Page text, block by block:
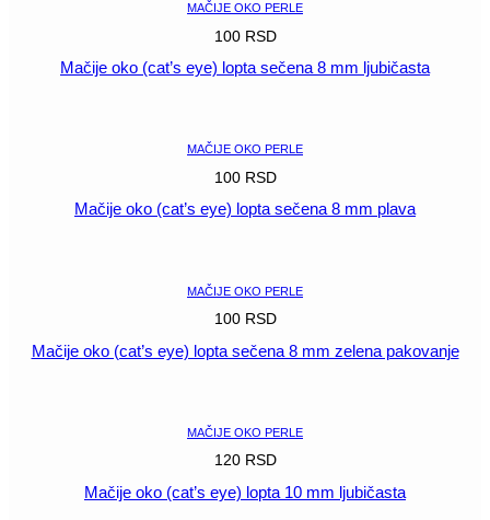
MAČIJE OKO PERLE
100 RSD
Mačije oko (cat’s eye) lopta sečena 8 mm ljubičasta
MAČIJE OKO PERLE
100 RSD
Mačije oko (cat’s eye) lopta sečena 8 mm plava
MAČIJE OKO PERLE
100 RSD
Mačije oko (cat’s eye) lopta sečena 8 mm zelena pakovanje
MAČIJE OKO PERLE
120 RSD
Mačije oko (cat’s eye) lopta 10 mm ljubičasta